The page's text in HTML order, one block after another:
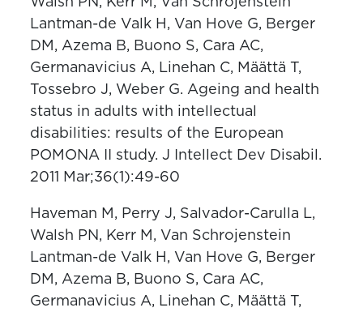
Lantman-de Valk H, Van Hove G, Berger
DM, Azema B, Buono S, Cara AC,
Germanavicius A, Linehan C, Määttä T,
Tossebro J, Weber G. Ageing and health
status in adults with intellectual
disabilities: results of the European
POMONA II study. J Intellect Dev Disabil.
2011 Mar;36(1):49-60
Haveman M, Perry J, Salvador-Carulla L,
Walsh PN, Kerr M, Van Schrojenstein
Lantman-de Valk H, Van Hove G, Berger
DM, Azema B, Buono S, Cara AC,
Germanavicius A, Linehan C, Määttä T,